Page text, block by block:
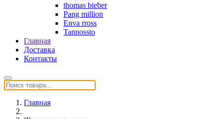
thomas bieber
Pang million
Enva rross
Tannossto
Главная
Доставка
Контакты
Главная